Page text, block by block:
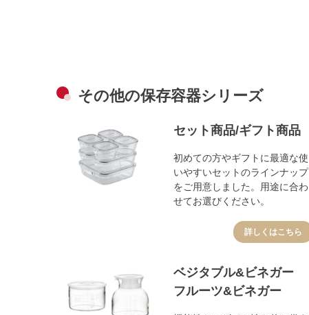
その他の保存容器シリーズ
セット商品/ギフト商品
初めての方やギフトに最適な使
いやすいセットのラインナップ
をご用意しました。用途に合わ
せてお選びください。
詳しくはこちら
ベジタブル&ビネガー
フルーツ&ビネガー